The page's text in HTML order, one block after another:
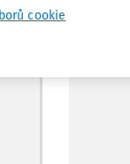
cookie